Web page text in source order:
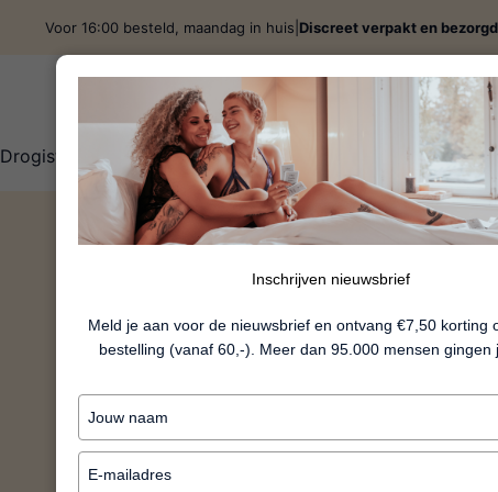
Inschrijven nieuwsbrief
Meld je aan voor de nieuwsbrief en ontvang €7,50 korting
bestelling (vanaf 60,-). Meer dan 95.000 mensen gingen
naam
Voor 16:00 besteld, maandag in huis Discreet verpakt en bezorgd|
Drogisterij Spellen & Giftsets Lingerie Fun
Elva -
€34.99
+ Intensere orgasmes trainen